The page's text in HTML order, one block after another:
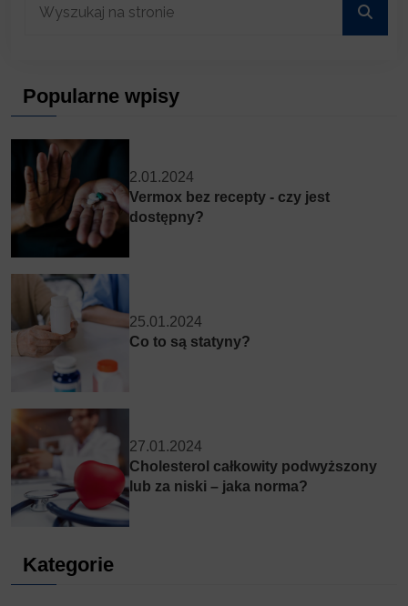
Popularne wpisy
2.01.2024
Vermox bez recepty - czy jest
dostępny?
25.01.2024
Co to są statyny?
27.01.2024
Cholesterol całkowity podwyższony
lub za niski – jaka norma?
Kategorie